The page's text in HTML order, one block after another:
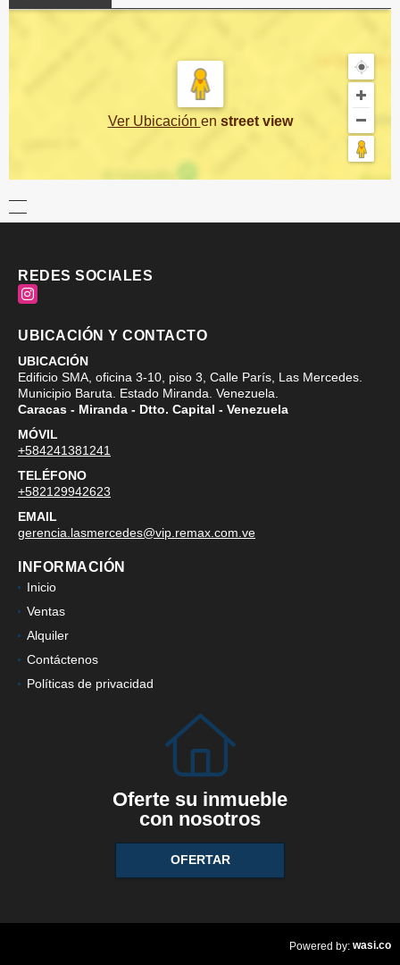
Ver Ubicación en street view
REDES SOCIALES
Instagram
UBICACIÓN Y CONTACTO
UBICACIÓN
Edificio SMA, oficina 3-10, piso 3, Calle París, Las Mercedes.
Municipio Baruta. Estado Miranda. Venezuela.
Caracas - Miranda - Dtto. Capital - Venezuela
MÓVIL
+584241381241
TELÉFONO
+582129942623
EMAIL
gerencia.lasmercedes@vip.remax.com.ve
INFORMACIÓN
Inicio
Ventas
Alquiler
Contáctenos
Políticas de privacidad
Oferte su inmueble
con nosotros
OFERTAR
Powered by: wasi.co